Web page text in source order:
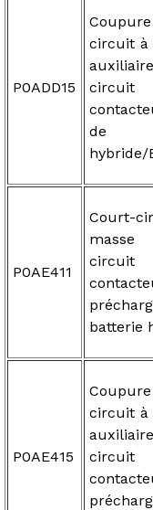
P0ADD15
circuit à
de
hybride/
P0AE411
Court-
batterie
P0AE415
circuit à